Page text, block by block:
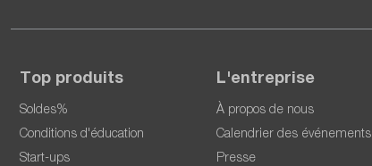
Top produits
Soldes%
Conditions d'éducation
Start-ups
L'entreprise
À propos de nous
Calendrier des événements
Presse